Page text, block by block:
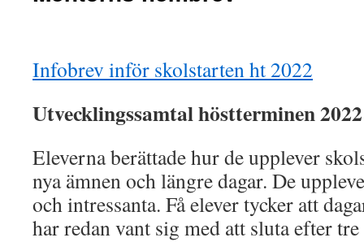
Infobrev inför skolstarten ht 2022
Utvecklingssamtal höstterminen 2022
Eleverna berättade hur de upplever
nya ämnen och längre dagar. De
och intressanta. Få elever tycker att
har redan vant sig med att sluta efter tre